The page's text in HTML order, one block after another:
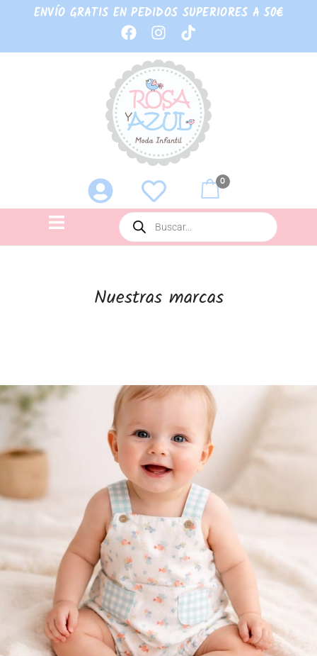
ENVÍO GRATIS EN PEDIDOS SUPERIORES A 50€
0
Nuestras marcas